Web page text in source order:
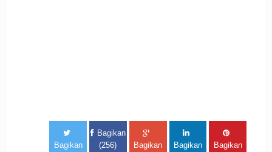
Bagikan
Bagikan
(256)
Bagikan
Bagikan
Bagikan